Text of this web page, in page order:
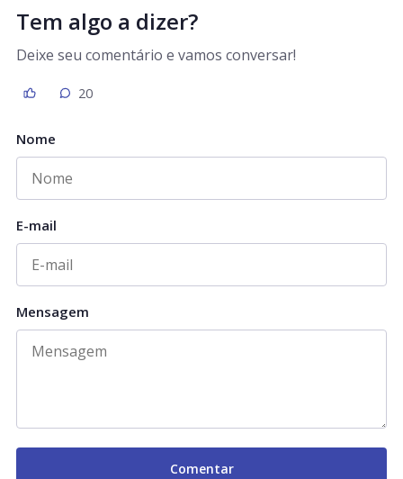
Tem algo a dizer?
Deixe seu comentário e vamos conversar!
20
Nome
E-mail
Mensagem